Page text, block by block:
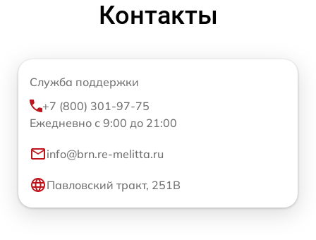
Контакты
Служба поддержки
+7 (800) 301-97-75
Ежедневно с 9:00 до 21:00
info@brn.re-melitta.ru
Павловский тракт, 251В